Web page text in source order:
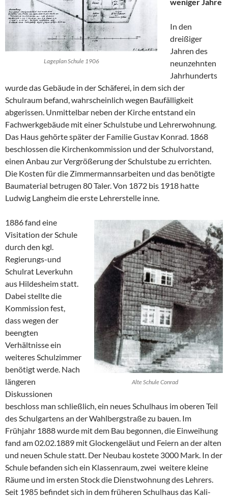
Lageplan Schule 1906
In den
dreißiger
Jahren des
neunzehnten
Jahrhunderts
wurde das Gebäude in der Schäferei, in dem sich der
Schulraum befand, wahrscheinlich wegen Baufälligkeit
abgerissen. Unmittelbar neben der Kirche entstand ein
Fachwerkgebäude mit einer Schulstube und Lehrerwohnung.
Das Haus gehörte später der Familie Gustav Konrad. 1868
beschlossen die Kirchenkommission und der Schulvorstand,
einen Anbau zur Vergrößerung der Schulstube zu errichten.
Die Kosten für die Zimmermannsarbeiten und das benötigte
Baumaterial betrugen 80 Taler. Von 1872 bis 1918 hatte
Ludwig Langheim die erste Lehrerstelle inne.
Alte Schule Conrad
1886 fand eine
Visitation der Schule
durch den kgl.
Regierungs-und
Schulrat Leverkuhn
aus Hildesheim statt.
Dabei stellte die
Kommission fest,
dass wegen der
beengten
Verhältnisse ein
weiteres Schulzimmer
benötigt werde. Nach
längeren
Diskussionen
beschloss man schließlich, ein neues Schulhaus im oberen Teil
des Schulgartens an der Wahlbergstraße zu bauen. Im
Frühjahr 1888 wurde mit dem Bau begonnen, die Einweihung
fand am 02.02.1889 mit Glockengeläut und Feiern an der alten
und neuen Schule statt. Der Neubau kostete 3000 Mark. In der
Schule befanden sich ein Klassenraum, zwei weitere kleine
Räume und im ersten Stock die Dienstwohnung des Lehrers.
Seit 1985 befindet sich in dem früheren Schulhaus das Kali-